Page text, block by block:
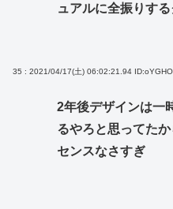
ュアルに全振りす
35 : 2021/04/17(土) 06:02:21.94
2年後デザインは一
るやろと思ってた
センスなさすぎ